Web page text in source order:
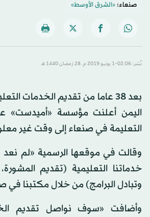
صنعاء:«الشرق الأوسط»
نُشر: 02:06-1 يونيو 2019 م ـ 28 رَمضان 1440 هـ
بعد 38 عاما من تقديم الخدمات
اليمن أعلنت مؤسسة «أميدست»
التعليمة في صنعاء إلى وقت غير
وقالت في موقعها الرسمية «لم نعد
خدماتنا التعليمية (تقديم المشورة،
وتبادل البرامج) من خلال مكتبنا في
وأضافت «سوف نواصل تقديم